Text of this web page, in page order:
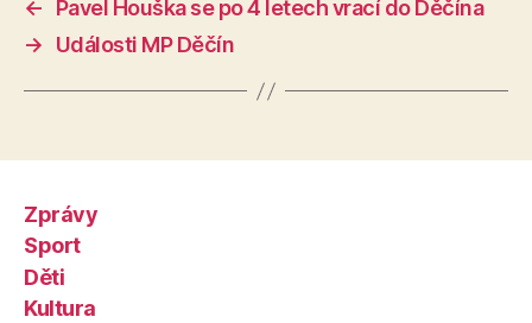
←
Pavel Houška se po 4 letech vrací do Děčína
→
Události MP Děčín
Zprávy
Sport
Děti
Kultura